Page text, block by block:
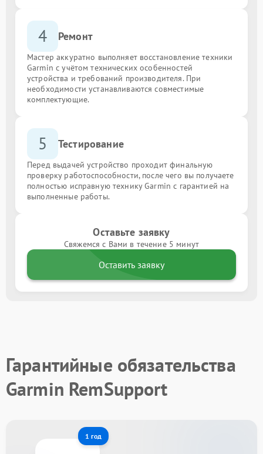
4 Ремонт
Мастер аккуратно выполняет восстановление техники
Garmin с учётом технических особенностей
устройства и требований производителя. При
необходимости устанавливаются совместимые
комплектующие.
5 Тестирование
Перед выдачей устройство проходит финальную
проверку работоспособности, после чего вы получаете
полностью исправную технику Garmin с гарантией на
выполненные работы.
Оставьте заявку
Свяжемся с Вами в течение 5 минут
Оставить заявку
Гарантийные обязательства
Garmin RemSupport
1 год